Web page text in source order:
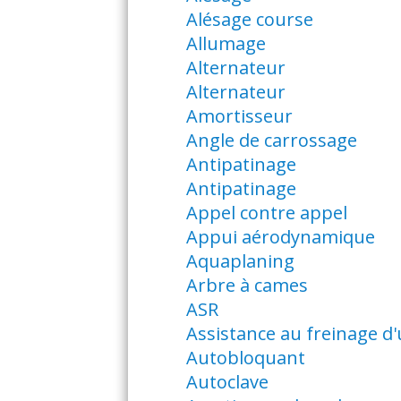
Alésage course
Allumage
Alternateur
Alternateur
Amortisseur
Angle de carrossage
Antipatinage
Antipatinage
Appel contre appel
Appui aérodynamique
Aquaplaning
Arbre à cames
ASR
Assistance au freinage
Autobloquant
Autoclave